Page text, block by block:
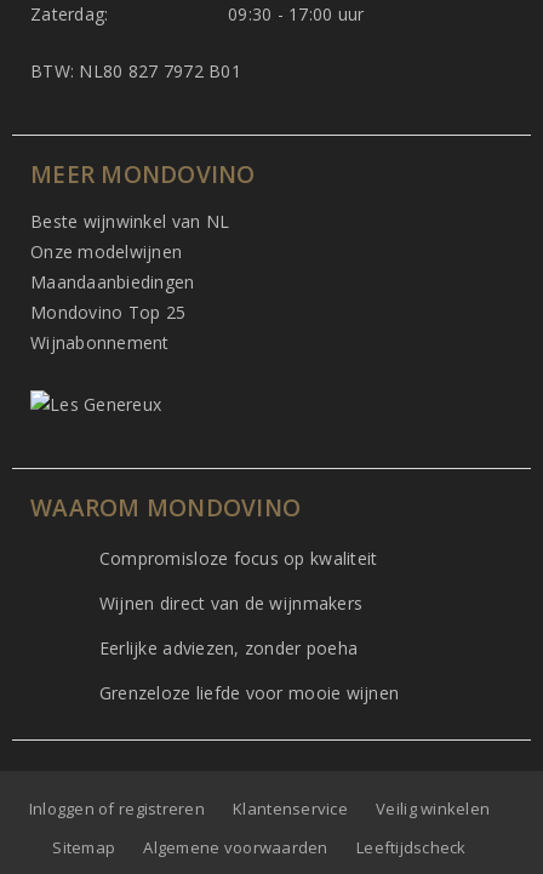
Zaterdag:
09:30 - 17:00 uur
BTW: NL80 827 7972 B01
MEER MONDOVINO
Beste wijnwinkel van NL
Onze modelwijnen
Maandaanbiedingen
Mondovino Top 25
Wijnabonnement
WAAROM MONDOVINO
Compromisloze focus op kwaliteit
Wijnen direct van de wijnmakers
Eerlijke adviezen, zonder poeha
Grenzeloze liefde voor mooie wijnen
Inloggen of registreren Klantenservice
Veilig winkelen
Sitemap
Algemene voorwaarden
Leeftijdscheck